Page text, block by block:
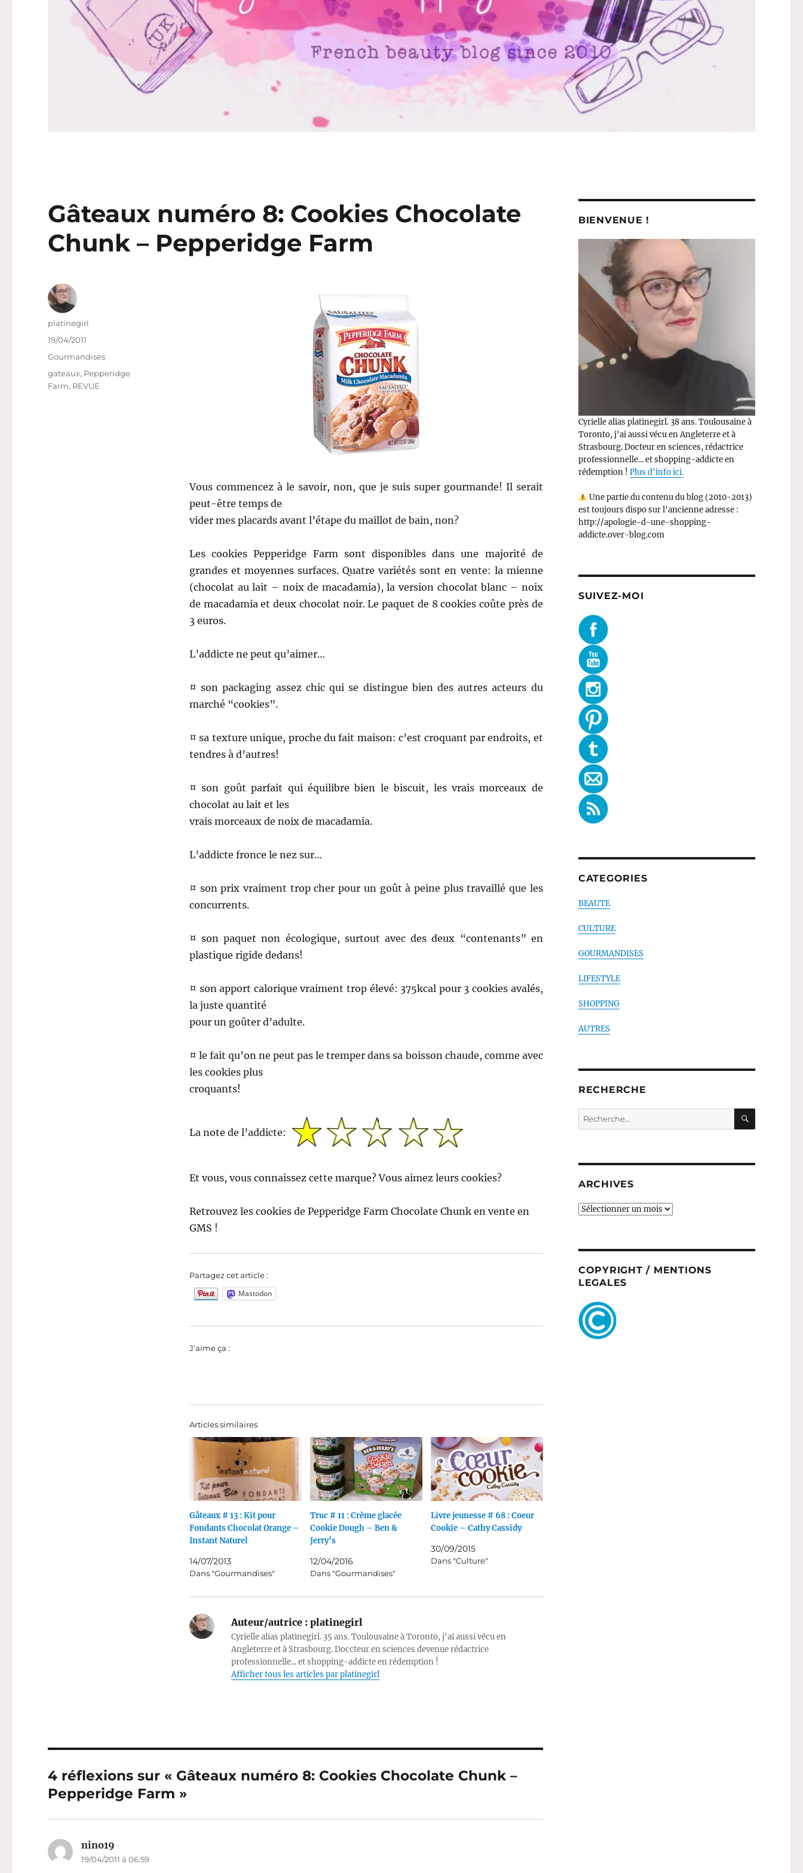
Gâteaux numéro 8: Cookies Chocolate
Chunk – Pepperidge Farm
Vous commencez à le savoir, non, que je suis super gourmande! Il serait
peut-être temps de
vider mes placards avant l’étape du maillot de bain, non?
Les cookies Pepperidge Farm sont disponibles dans une majorité de
grandes et moyennes surfaces. Quatre variétés sont en vente: la mienne
(chocolat au lait – noix de macadamia), la version chocolat blanc – noix
de macadamia et deux chocolat noir. Le paquet de 8 cookies coûte près de
3 euros.
L’addicte ne peut qu’aimer…
¤ son packaging assez chic qui se distingue bien des autres acteurs du
marché “cookies”.
¤ sa texture unique, proche du fait maison: c’est croquant par endroits, et
tendres à d’autres!
¤ son goût parfait qui équilibre bien le biscuit, les vrais morceaux de
chocolat au lait et les
vrais morceaux de noix de macadamia.
L’addicte fronce le nez sur…
¤ son prix vraiment trop cher pour un goût à peine plus travaillé que les
concurrents.
¤ son paquet non écologique, surtout avec des deux “contenants” en
plastique rigide dedans!
¤ son apport calorique vraiment trop élevé: 375kcal pour 3 cookies avalés,
la juste quantité
pour un goûter d’adulte.
¤ le fait qu’on ne peut pas le tremper dans sa boisson chaude, comme avec
les cookies plus
croquants!
La note de l’addicte:
Et vous, vous connaissez cette marque? Vous aimez leurs cookies?
Retrouvez les cookies de Pepperidge Farm Chocolate Chunk en vente en
GMS !
Partagez cet article :
Mastodon
J’aime ça :
Articles similaires
Gâteaux # 13 : Kit pour
Fondants Chocolat Orange –
Instant Naturel
14/07/2013
Dans "Gourmandises"
Truc # 11 : Crème glacée
Cookie Dough – Ben &
Jerry’s
12/04/2016
Dans "Gourmandises"
Livre jeunesse # 68 : Coeur
Cookie – Cathy Cassidy
30/09/2015
Dans "Culture"
Auteur/autrice :platinegirl
Cyrielle alias platinegirl. 35 ans. Toulousaine à Toronto, j'ai aussi vécu en
Angleterre et à Strasbourg. Doccteur en sciences devenue rédactrice
professionnelle... et shopping-addicte en rédemption !
Afficher tous les articles par platinegirl
Auteur
platinegirl
Publié
19/04/2011
Catégories
Gourmandises
Étiquettes
gateaux, Pepperidge
Farm, REVUE
4 réflexions sur « Gâteaux numéro 8: Cookies Chocolate Chunk –
Pepperidge Farm »
nino19
19/04/2011 à 06:59
BIENVENUE !
Cyrielle alias platinegirl. 38 ans. Toulousaine à
Toronto, j'ai aussi vécu en Angleterre et à
Strasbourg. Docteur en sciences, rédactrice
professionnelle... et shopping-addicte en
rédemption ! Plus d'info ici.
Une partie du contenu du blog (2010-2013)
est toujours dispo sur l'ancienne adresse :
http://apologie-d-une-shopping-
addicte.over-blog.com
SUIVEZ-MOI
CATEGORIES
BEAUTE
CULTURE
GOURMANDISES
LIFESTYLE
SHOPPING
AUTRES
RECHERCHE
Recherche
pour :
ARCHIVES
ARCHIVES
COPYRIGHT / MENTIONS
LEGALES